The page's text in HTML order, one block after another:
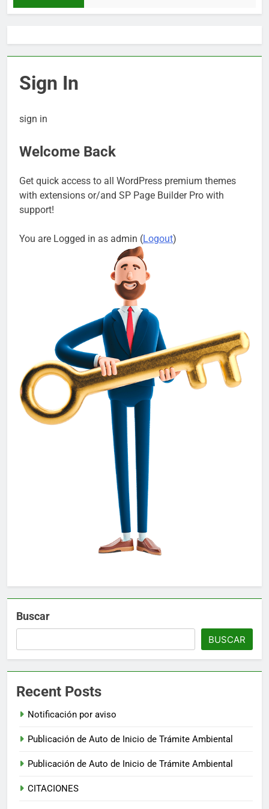
Sign In
sign in
Welcome Back
Get quick access to all WordPress premium themes
with extensions or/and SP Page Builder Pro with
support!
You are Logged in as admin (Logout)
Buscar
BUSCAR
Recent Posts
Notificación por aviso
Publicación de Auto de Inicio de Trámite Ambiental
Publicación de Auto de Inicio de Trámite Ambiental
CITACIONES